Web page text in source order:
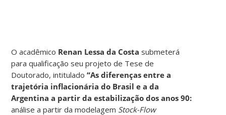
O acadêmico Renan Lessa da Costa submeterá
para qualificação seu projeto de Tese de
Doutorado, intitulado“As diferenças entre a
trajetória inflacionária do Brasil e a da
Argentina a partir da estabilização dos anos 90:
análise a partir da modelagem Stock-Flow